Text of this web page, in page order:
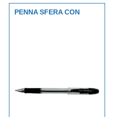
PENNA SFERA CON